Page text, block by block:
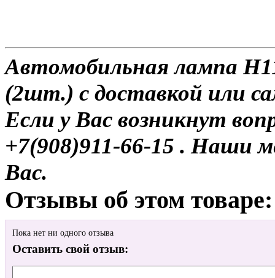
Автомобильная лампа
(2шт.) с доставкой или
Если у Вас возникнут
+7(908)911-66-15 . Наши
Вас.
Отзывы об этом товаре:
Пока нет ни одного отзыва
Оставить свой отзыв: